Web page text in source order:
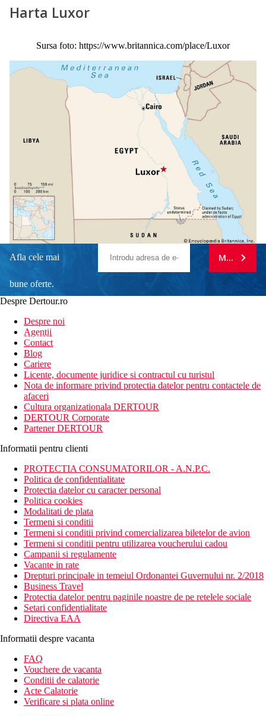
Harta Luxor
Sursa foto: https://www.britannica.com/place/Luxor
Afla cele mai
bune oferte.
newsletter!
MA
Despre Dertour.ro
Despre noi
Agentii
Contact
Blog
Cariere
Licente, documente juridice si contractul cu turistul
Nota de informare privind protectia datelor pentru contactele de
afaceri
Cultura organizationala DERTOUR
DERTOUR Corporate
Partener DERTOUR
Informatii pentru clienti
PROTECTIA CONSUMATORILOR - A.N.P.C.
Politica de confidentialitate
Protectia datelor cu caracter personal
Politica cookies
Modalitati de plata
Termeni si conditii
Termeni si conditii privind comercializarea biletelor de avion
Termeni si conditii pentru utilizarea voucherului cadou
Campanii si regulamente
Vacante in rate
Drepturi principale in temeiul Ordonantei Guvernului nr. 2/2018
Business Travel
Protectia datelor pentru paginile noastre de pe retelele sociale
Setari confidentialitate
Directiva EAA
Informatii despre vacanta
FAQ
Vouchere de vacanta
Conditii de calatorie
Acte Calatorie
Verificare si plata online